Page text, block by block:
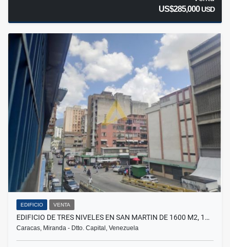
US$285,000USD
EDIFICIO VENTA
EDIFICIO DE TRES NIVELES EN SAN MARTIN DE 1600 M2, 1…
Caracas, Miranda - Dtto. Capital, Venezuela